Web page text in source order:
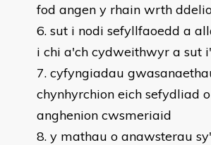
fod angen y rhain wrth
sut i nodi sefyllfaoedd a
i chi a'ch cydweithwyr a sut
cyfyngiadau
chynhyrchion eich sefydliad
anghenion cwsmeriaid
y mathau o anawsterau